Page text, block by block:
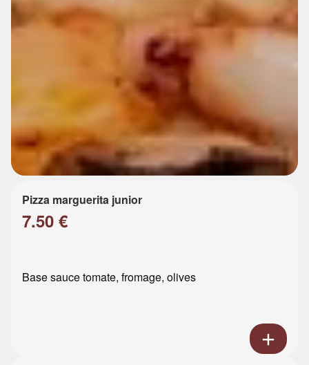
Pizza marguerita junior
7.50 €
Base sauce tomate, fromage, olives